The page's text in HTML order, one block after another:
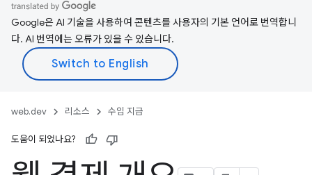
Google은 AI 기술을 사용하여 콘텐츠를 사용자의 기본 언어로 번역합니
다. AI 번역에는 오류가 있을 수 있습니다.
web.dev 리소스 수입 지급
도움이 되었나요?